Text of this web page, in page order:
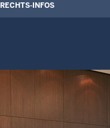
RECHTS-INFOS